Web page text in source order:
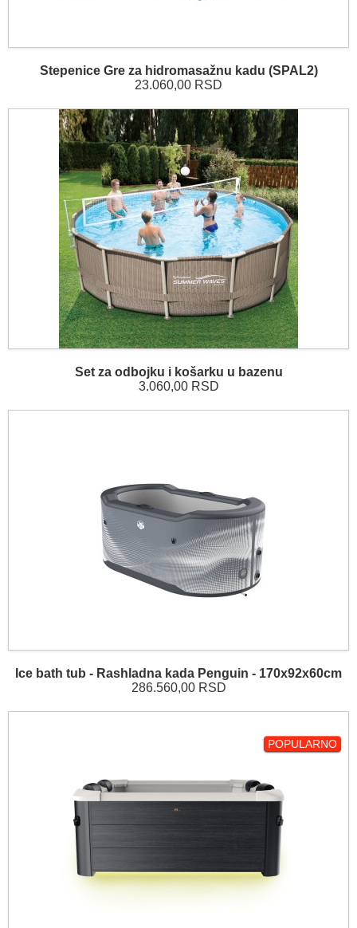
Stepenice Gre za hidromasažnu kadu (SPAL2)
23.060,00 RSD
Set za odbojku i košarku u bazenu
3.060,00 RSD
Ice bath tub - Rashladna kada Penguin - 170x92x60cm
286.560,00 RSD
POPULARNO